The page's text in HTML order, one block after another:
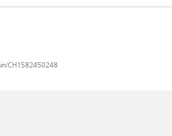
CH1582450248